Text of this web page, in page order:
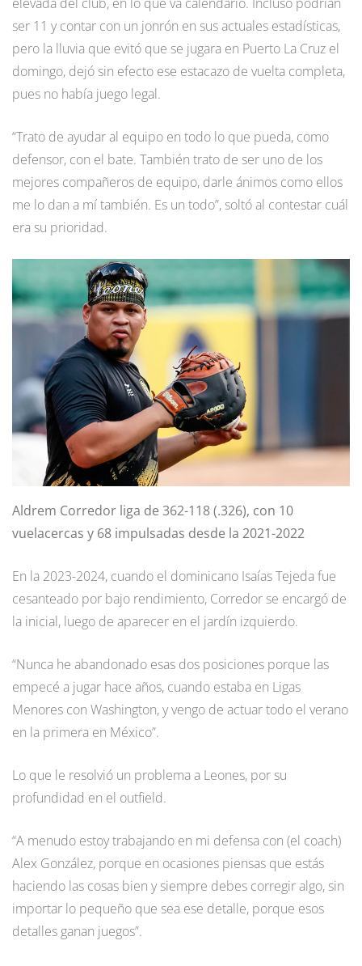
ser 11 y contar con un jonrón en sus actuales estadísticas,
pero la lluvia que evitó que se jugara en Puerto La Cruz el
domingo, dejó sin efecto ese estacazo de vuelta completa,
pues no había juego legal.
“Trato de ayudar al equipo en todo lo que pueda, como
defensor, con el bate. También trato de ser uno de los
mejores compañeros de equipo, darle ánimos como ellos
me lo dan a mí también. Es un todo”, soltó al contestar cuál
era su prioridad.
Aldrem Corredor liga de 362-118 (.326), con 10
vuelacercas y 68 impulsadas desde la 2021-2022
En la 2023-2024, cuando el dominicano Isaías Tejeda fue
cesanteado por bajo rendimiento, Corredor se encargó de
la inicial, luego de aparecer en el jardín izquierdo.
“Nunca he abandonado esas dos posiciones porque las
empecé a jugar hace años, cuando estaba en Ligas
Menores con Washington, y vengo de actuar todo el verano
en la primera en México”.
Lo que le resolvió un problema a Leones, por su
profundidad en el outfield.
“A menudo estoy trabajando en mi defensa con (el coach)
Alex González, porque en ocasiones piensas que estás
haciendo las cosas bien y siempre debes corregir algo, sin
importar lo pequeño que sea ese detalle, porque esos
detalles ganan juegos”.